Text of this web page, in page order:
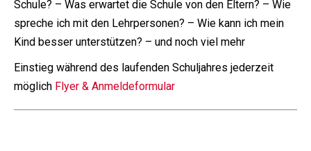
Schule? – Was erwartet die Schule von den Eltern? – Wie
spreche ich mit den Lehrpersonen? – Wie kann ich mein
Kind besser unterstützen? – und noch viel mehr
Einstieg während des laufenden Schuljahres jederzeit
möglich Flyer & Anmeldeformular